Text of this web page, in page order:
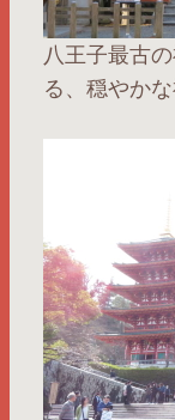
八王子最古
る、穏やかな